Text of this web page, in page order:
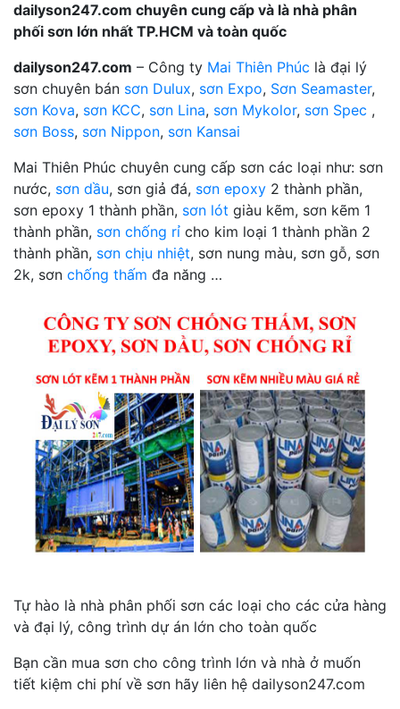
dailyson247.com chuyên cung cấp và là nhà phân
phối sơn lớn nhất TP.HCM và toàn quốc
dailyson247.com – Công ty Mai Thiên Phúc là đại lý
sơn chuyên bán sơn Dulux, sơn Expo, Sơn Seamaster,
sơn Kova, sơn KCC, sơn Lina, sơn Mykolor, sơn Spec ,
sơn Boss, sơn Nippon, sơn Kansai
Mai Thiên Phúc chuyên cung cấp sơn các loại như: sơn
nước, sơn dầu, sơn giả đá, sơn epoxy 2 thành phần,
sơn epoxy 1 thành phần, sơn lót giàu kẽm, sơn kẽm 1
thành phần, sơn chống rỉ cho kim loại 1 thành phần 2
thành phần, sơn chịu nhiệt, sơn nung màu, sơn gỗ, sơn
2k, sơn chống thấm đa năng …
Tự hào là nhà phân phối sơn các loại cho các cửa hàng
và đại lý, công trình dự án lớn cho toàn quốc
Bạn cần mua sơn cho công trình lớn và nhà ở muốn
tiết kiệm chi phí về sơn hãy liên hệ dailyson247.com